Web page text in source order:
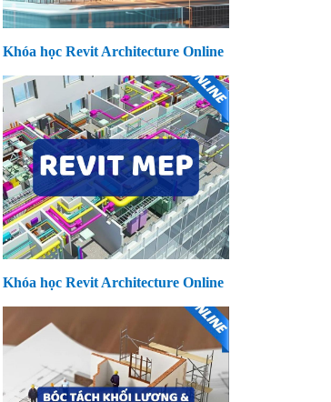
Khóa học Revit Architecture Online
Khóa học Revit Architecture Online